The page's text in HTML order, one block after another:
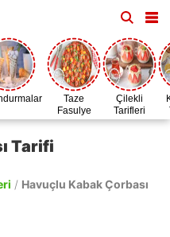
Taze
Fasulye
Zamanı
Çilekli
Tarifleri
Tarifi
/ Havuçlu Kabak Çorbası